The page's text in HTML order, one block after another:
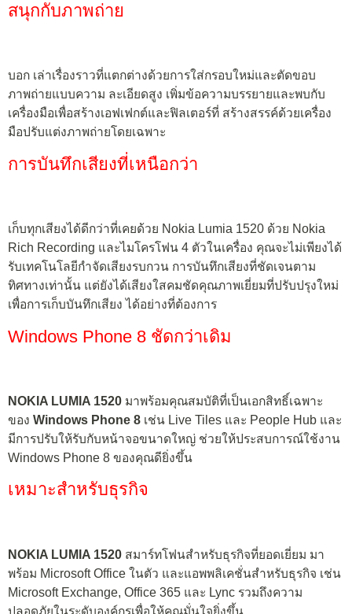
สนุกกับภาพถ่าย
บอก เล่าเรื่องราวที่แตกต่างด้วยการใส่กรอบใหม่และตัดขอบ
ภาพถ่ายแบบความ ละเอียดสูง เพิ่มข้อความบรรยายและพบกับ
เครื่องมือเพื่อสร้างเอฟเฟกต์และฟิลเตอร์ที่ สร้างสรรค์ด้วยเครื่อง
มือปรับแต่งภาพถ่ายโดยเฉพาะ
การบันทึกเสียงที่เหนือกว่า
เก็บทุกเสียงได้ดีกว่าที่เคยด้วย Nokia Lumia 1520 ด้วย Nokia
Rich Recording และไมโครโฟน 4 ตัวในเครื่อง คุณจะไม่เพียงได้
รับเทคโนโลยีกำจัดเสียงรบกวน การบันทึกเสียงที่ชัดเจนตาม
ทิศทางเท่านั้น แต่ยังได้เสียงใสคมชัดคุณภาพเยี่ยมที่ปรับปรุงใหม่
เพื่อการเก็บบันทึกเสียง ได้อย่างที่ต้องการ
Windows Phone 8 ชัดกว่าเดิม
NOKIA LUMIA 1520 มาพร้อมคุณสมบัติที่เป็นเอกสิทธิ์เฉพาะ
ของ Windows Phone 8 เช่น Live Tiles และ People Hub และ
มีการปรับให้รับกับหน้าจอขนาดใหญ่ ช่วยให้ประสบการณ์ใช้งาน
Windows Phone 8 ของคุณดียิ่งขึ้น
เหมาะสำหรับธุรกิจ
NOKIA LUMIA 1520 สมาร์ทโฟนสำหรับธุรกิจที่ยอดเยี่ยม มา
พร้อม Microsoft Office ในตัว และแอพพลิเคชั่นสำหรับธุรกิจ เช่น
Microsoft Exchange, Office 365 และ Lync รวมถึงความ
ปลอดภัยในระดับองค์กรเพื่อให้คุณมั่นใจยิ่งขึ้น